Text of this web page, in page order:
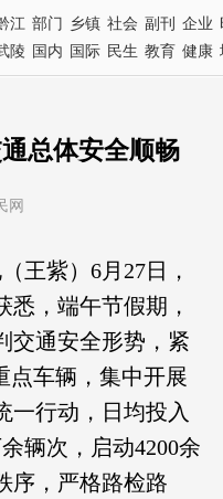
江 部门 乡镇 社会 副刊 企业
陵
国内 国际 民生 教育 健康
总体安全顺畅
网
王紫）6月27日，
，端午节假期，
交通安全形势，紧
点车辆，集中开展
一行动，日均投入
辆次，启动4200余
序，严格路检路